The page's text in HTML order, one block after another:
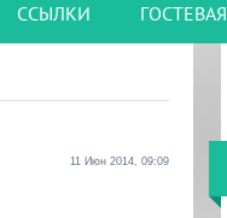
ССЫЛКИ ГОСТЕВАЯ
11 Июн 2014, 09:09